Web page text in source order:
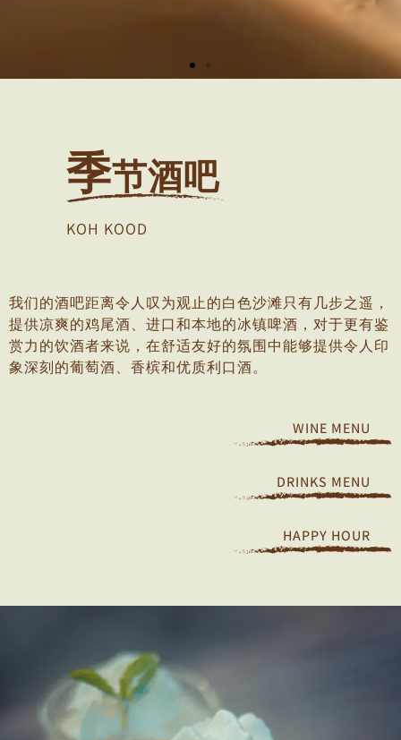
季节酒吧
KOH KOOD
我们的酒吧距离令人叹为观止的白色沙滩只有几步之遥，
提供凉爽的鸡尾酒、进口和本地的冰镇啤酒，对于更有鉴
赏力的饮酒者来说，在舒适友好的氛围中能够提供令人印
象深刻的葡萄酒、香槟和优质利口酒。
WINE MENU
DRINKS MENU
HAPPY HOUR